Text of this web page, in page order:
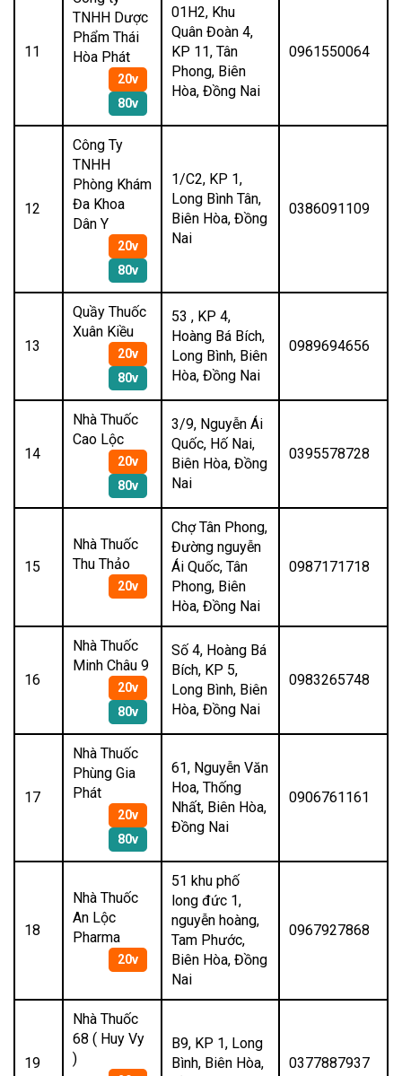
11
TNHH Dược
Phẩm Thái
Hòa Phát
20v
80v
01H2, Khu
Quân Đoàn 4,
KP 11, Tân
Phong, Biên
Hòa, Đồng Nai
0961550064
12
Công Ty
TNHH
Phòng Khám
Đa Khoa
Dân Y
20v
80v
1/C2, KP 1,
Long Bình Tân,
Biên Hòa, Đồng
Nai
0386091109
13
Quầy Thuốc
Xuân Kiều
20v
80v
53 , KP 4,
Hoàng Bá Bích,
Long Bình, Biên
Hòa, Đồng Nai
0989694656
14
Nhà Thuốc
Cao Lộc
20v
80v
3/9, Nguyễn Ái
Quốc, Hố Nai,
Biên Hòa, Đồng
Nai
0395578728
15
Nhà Thuốc
Thu Thảo
20v
Chợ Tân Phong,
Đường nguyễn
Ái Quốc, Tân
Phong, Biên
Hòa, Đồng Nai
0987171718
16
Nhà Thuốc
Minh Châu 9
20v
80v
Số 4, Hoàng Bá
Bích, KP 5,
Long Bình, Biên
Hòa, Đồng Nai
0983265748
17
Nhà Thuốc
Phùng Gia
Phát
20v
80v
61, Nguyễn Văn
Hoa, Thống
Nhất, Biên Hòa,
Đồng Nai
0906761161
18
Nhà Thuốc
An Lộc
Pharma
20v
51 khu phố
long đức 1,
nguyễn hoàng,
Tam Phước,
Biên Hòa, Đồng
Nai
0967927868
19
Nhà Thuốc
68 ( Huy Vy
)
B9, KP 1, Long
Bình, Biên Hòa,
0377887937